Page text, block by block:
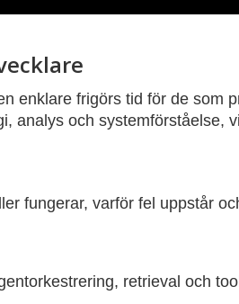
enklare frigörs tid för de som
analys och systemförståelse,
fungerar, varför fel uppstår
retrieval och